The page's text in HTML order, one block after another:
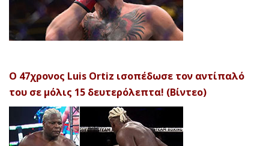
Ο 47χρονος Luis Ortiz ισοπέδωσε τον αντίπαλό
του σε μόλις 15 δευτερόλεπτα! (Βίντεο)